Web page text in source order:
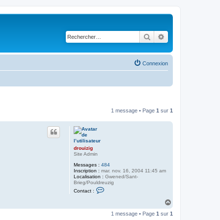
Rechercher
Connexion
1 message • Page 1 sur 1
drouizig
Site Admin
Messages : 484
Inscription : mar. nov. 16, 2004 11:45 am
Localisation : Gwened/Sant-
Brieg/Pouldreuzig
Contact :
u
1 message • Page 1 sur 1